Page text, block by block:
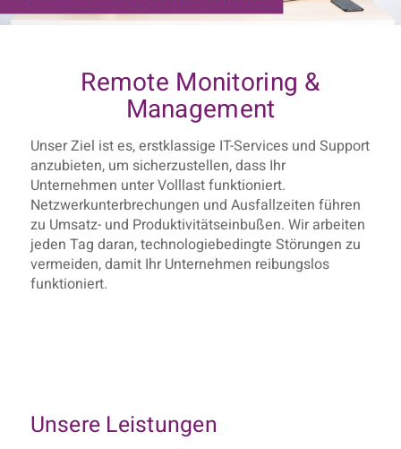
Remote Monitoring &
Management
Unser Ziel ist es, erstklassige IT-Services und Support
anzubieten, um sicherzustellen, dass Ihr
Unternehmen unter Volllast funktioniert.
Netzwerkunterbrechungen und Ausfallzeiten führen
zu Umsatz- und Produktivitätseinbußen. Wir arbeiten
jeden Tag daran, technologiebedingte Störungen zu
vermeiden, damit Ihr Unternehmen reibungslos
funktioniert.
Unsere Leistungen